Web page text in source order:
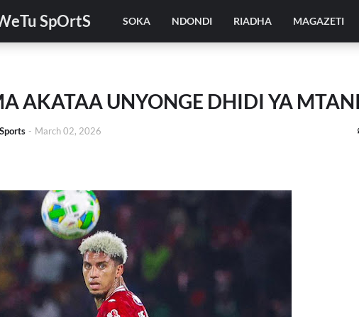
SpOrtS SOKA NDONDI RIADHA MAGAZETI
AKATAA UNYONGE DHIDI YA MTANI
- March 02, 2026